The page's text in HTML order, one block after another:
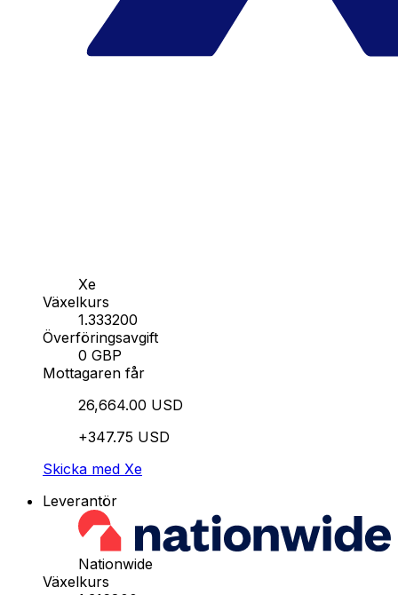
Xe
Växelkurs
1.333200
Överföringsavgift
0 GBP
Mottagaren får
26,664.00 USD
+347.75 USD
Skicka med Xe
Leverantör
Nationwide
Växelkurs